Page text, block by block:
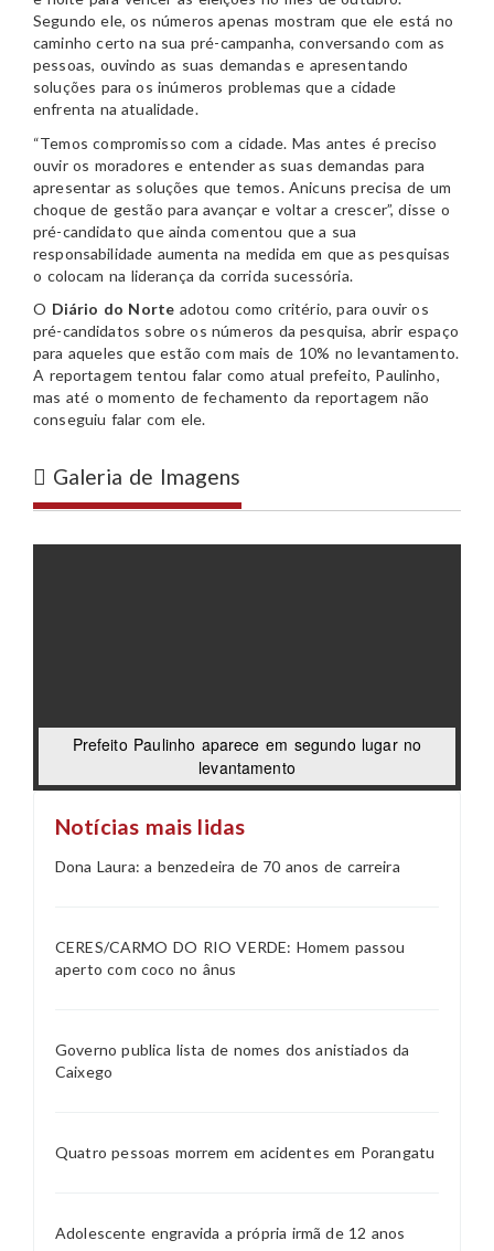
Segundo ele, os números apenas mostram que ele está no
caminho certo na sua pré-campanha, conversando com as
pessoas, ouvindo as suas demandas e apresentando
soluções para os inúmeros problemas que a cidade
enfrenta na atualidade.
“Temos compromisso com a cidade. Mas antes é preciso
ouvir os moradores e entender as suas demandas para
apresentar as soluções que temos. Anicuns precisa de um
choque de gestão para avançar e voltar a crescer”, disse o
pré-candidato que ainda comentou que a sua
responsabilidade aumenta na medida em que as pesquisas
o colocam na liderança da corrida sucessória.
O Diário do Norte adotou como critério, para ouvir os
pré-candidatos sobre os números da pesquisa, abrir espaço
para aqueles que estão com mais de 10% no levantamento.
A reportagem tentou falar como atual prefeito, Paulinho,
mas até o momento de fechamento da reportagem não
conseguiu falar com ele.
Galeria de Imagens
Prefeito Paulinho aparece em segundo lugar no
levantamento
Notícias mais lidas
Dona Laura: a benzedeira de 70 anos de carreira
CERES/CARMO DO RIO VERDE: Homem passou
aperto com coco no ânus
Governo publica lista de nomes dos anistiados da
Caixego
Quatro pessoas morrem em acidentes em Porangatu
Adolescente engravida a própria irmã de 12 anos